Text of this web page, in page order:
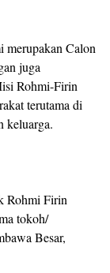
merupakan Calon
juga
Rohmi-Firin
terutama di
keluarga.
Rohmi Firin
tokoh/
Besar,